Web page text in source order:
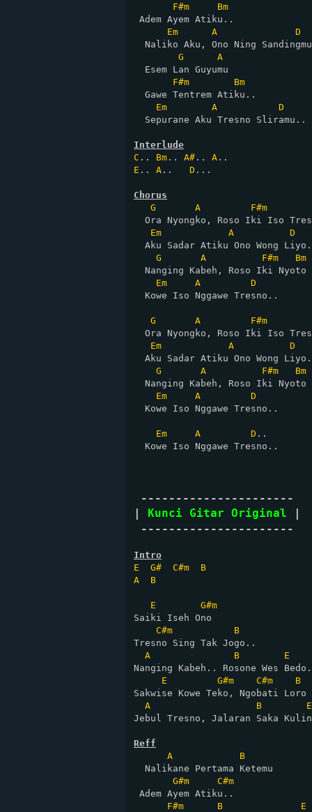
F#m
Bm
Adem Ayem Atiku..
Em
A
D
Naliko Aku, Ono Ning
G
A
  Esem Lan Guyumu
F#m
Bm
  Gawe Tentrem Atiku..
Em
A
D
  Sepurane Aku Tresno Sliramu..
Interlude
C .. Bm .. A# .. A
E .. A .. D ...
Chorus
G
A F#m
Ora Nyongko, Roso Iki Iso
Em
A
D
Aku Sadar Atiku Ono Wong
G
A F#m
Bm
  Nanging Kabeh, Roso Iki Nyoto
Em
A
D
  Kowe Iso Nggawe Tresno..
G A F#m
Ora Nyongko, Roso Iki Iso
Em
A
D
Aku Sadar Atiku Ono Wong
G
A F#m
Bm
  Nanging Kabeh, Roso Iki Nyoto
Em
A
D
  Kowe Iso Nggawe Tresno..
Em A D ..
  Kowe Iso Nggawe Tresno..
----------------------
| Kunci Gitar Original |
----------------------
Intro
E
G# C#m
B
A
B
E
G#m
Saiki Iseh Ono
C#m
B
Tresno Sing Tak Jogo..
A
B
E
Nanging Kabeh.. Rosone Wes
E
G#m C#m
B
Sakwise Kowe Teko, Ngobati Loro
A
B
E
Jebul Tresno, Jalaran Saka
Reff
A
B
  Nalikane Pertama Ketemu
G#m
C#m
Adem Ayem Atiku..
F#m
B
E